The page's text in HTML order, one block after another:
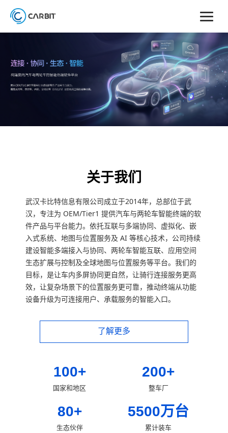
关于我们
武汉卡比特信息有限公司成立于2014年，总部位于武
汉，专注为 OEM/Tier1 提供汽车与两轮车智能终端的软
件产品与平台能力。依托互联与多端协同、虚拟化、嵌
入式系统、地图与位置服务及 AI 等核心技术，公司持续
建设智能多端接入与协同、两轮车智能互联、应用空间
生态扩展与控制及全球地图与位置服务等平台。我们的
目标，是让车内多屏协同更自然，让骑行连接服务更高
效，让复杂场景下的位置服务更可靠，推动终端从功能
设备升级为可连接用户、承载服务的智能入口。
了解更多
100+
国家和地区
200+
整车厂
80+
生态伙伴
5500万台
累计装车